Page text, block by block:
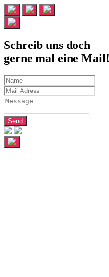
Direkt
zum
Inhalt
Schreib uns doch
gerne mal eine Mail!
Send